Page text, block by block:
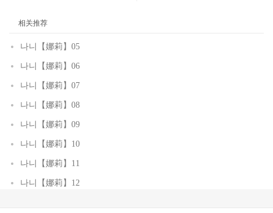
相关推荐
나니【娜莉】05
나니【娜莉】06
나니【娜莉】07
나니【娜莉】08
나니【娜莉】09
나니【娜莉】10
나니【娜莉】11
나니【娜莉】12